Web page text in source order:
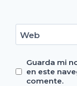
Web
Guarda mi
en este
comente.